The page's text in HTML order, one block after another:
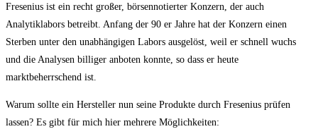
Fresenius ist ein recht großer, börsennotierter Konzern, der auch
Analytiklabors betreibt. Anfang der 90 er Jahre hat der Konzern einen
Sterben unter den unabhängigen Labors ausgelöst, weil er schnell wuchs
und die Analysen billiger anboten konnte, so dass er heute
marktbeherrschend ist.
Warum sollte ein Hersteller nun seine Produkte durch Fresenius prüfen
lassen? Es gibt für mich hier mehrere Möglichkeiten: